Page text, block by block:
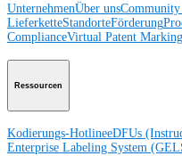
UnternehmenÜber unsCommunity
LieferketteStandorteFörderung
ComplianceVirtual Patent Marking
Ressourcen
Kodierungs-HotlineeDFUs
Enterprise Labeling System